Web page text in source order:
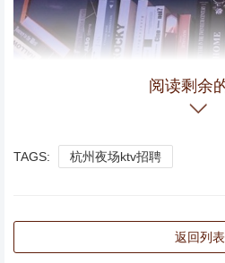
音响效果一般般。库存曲目还
阅读剩余
TAGS: 杭州夜场ktv招聘
返回列表